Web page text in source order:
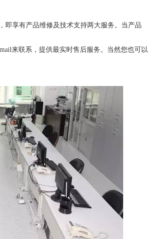
即享有产品维修及技术支持两大服务。当产品
来联系，提供最实时售后服务。当然您也可以